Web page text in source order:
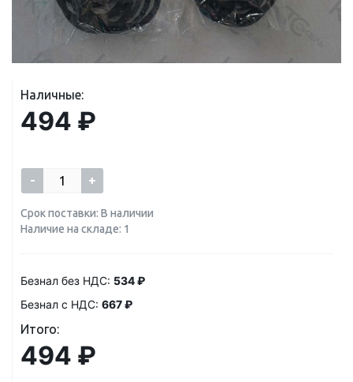
Наличные:
494 ₽
- +
Срок поставки: В наличии
Наличие на складе: 1
Безнал без НДС: 534 ₽
Безнал с НДС: 667 ₽
Итого:
494 ₽